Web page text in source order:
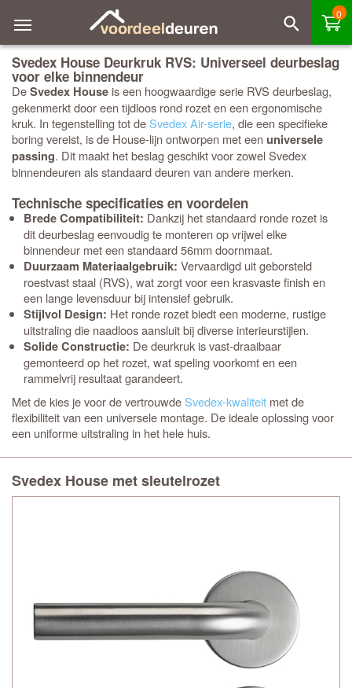
0
Svedex House Deurkruk RVS: Universeel deurbeslag
voor elke binnendeur
DeSvedex House is een hoogwaardige serie RVS deurbeslag,
gekenmerkt door een tijdloos rond rozet en een ergonomische
kruk. In tegenstelling tot deSvedex Air-serie, die een specifieke
boring vereist, is de House-lijn ontworpen met eenuniversele
passing. Dit maakt het beslag geschikt voor zowel Svedex
binnendeuren als standaard deuren van andere merken.
Technische specificaties en voordelen
Brede Compatibiliteit: Dankzij het standaard ronde rozet is
dit deurbeslag eenvoudig te monteren op vrijwel elke
binnendeur met een standaard 56mm doornmaat.
Duurzaam Materiaalgebruik: Vervaardigd uit geborsteld
roestvast staal (RVS), wat zorgt voor een krasvaste finish en
een lange levensduur bij intensief gebruik.
Stijlvol Design: Het ronde rozet biedt een moderne, rustige
uitstraling die naadloos aansluit bij diverse interieurstijlen.
Solide Constructie: De deurkruk is vast-draaibaar
gemonteerd op het rozet, wat speling voorkomt en een
rammelvrij resultaat garandeert.
Met dekies je voor de vertrouwdeSvedex-kwaliteit met de
flexibiliteit van een universele montage. De ideale oplossing voor
een uniforme uitstraling in het hele huis.
Svedex House met sleutelrozet